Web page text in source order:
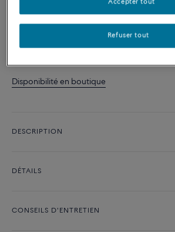
Disponibilité en boutique
DESCRIPTION
DÉTAILS
CONSEILS D'ENTRETIEN
Refuser tout
Accepter tout